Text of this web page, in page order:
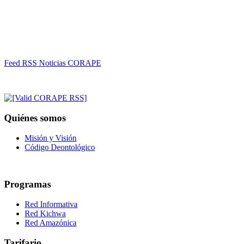
Feed RSS Noticias CORAPE
Quiénes somos
Misión y Visión
Código Deontológico
Programas
Red Informativa
Red Kichwa
Red Amazónica